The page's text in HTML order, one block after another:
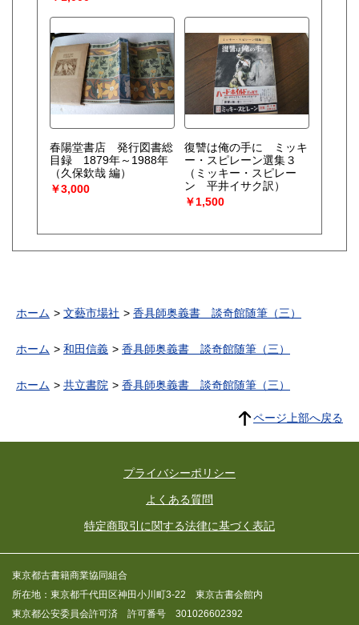
春陽堂書店 発行図書総
目録 1879年～1988年
（久保欽哉 編）
￥3,000
復讐は俺の手に ミッキ
ー・スピレーン選集３
（ミッキー・スピレー
ン 平井イサク訳）
￥1,500
ホーム 文藝市場社 香具師奥義書 談奇館随筆（三）
ホーム 和田信義 香具師奥義書 談奇館随筆（三）
ホーム 共立書院 香具師奥義書 談奇館随筆（三）
ページ上部へ戻る
プライバシーポリシー
よくある質問
特定商取引に関する法律に基づく表記
東京都古書籍商業協同組合
所在地：東京都千代田区神田小川町3-22 東京古書会館内
東京都公安委員会許可済 許可番号 301026602392